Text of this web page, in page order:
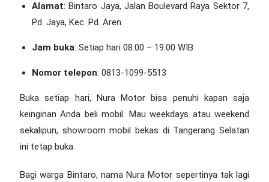
Alamat: Bintaro Jaya, Jalan Boulevard Raya Sektor 7,
Pd. Jaya, Kec. Pd. Aren
Jam buka: Setiap hari 08.00 – 19.00 WIB
Nomor telepon: 0813-1099-5513
Buka setiap hari, Nura Motor bisa penuhi kapan saja
keinginan Anda beli mobil. Mau weekdays atau weekend
sekalipun, showroom mobil bekas di Tangerang Selatan
ini tetap buka.
Bagi warga Bintaro, nama Nura Motor sepertinya tak lagi